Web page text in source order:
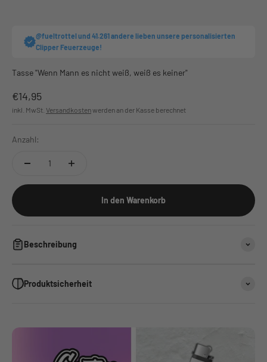
@fueltrottel und 41.261 andere lieben unsere personalisierten
Clipper Feuerzeuge!
Tasse "Wenn Mann es nicht weiß, weiß es keiner"
Angebot
€14,95
inkl. MwSt. Versandkostenwerden an der Kasse berechnet
Anzahl:
In den Warenkorb
Beschreibung
Produktsicherheit